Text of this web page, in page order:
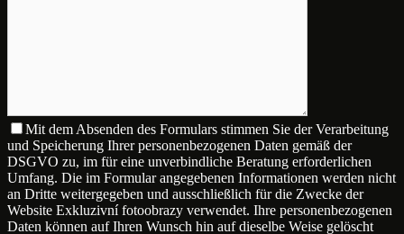
Mit dem Absenden des Formulars stimmen Sie der Verarbeitung
und Speicherung Ihrer personenbezogenen Daten gemäß der
DSGVO zu, im für eine unverbindliche Beratung erforderlichen
Umfang. Die im Formular angegebenen Informationen werden nicht
an Dritte weitergegeben und ausschließlich für die Zwecke der
Website Exkluzivní fotoobrazy verwendet. Ihre personenbezogenen
Daten können auf Ihren Wunsch hin auf dieselbe Weise gelöscht